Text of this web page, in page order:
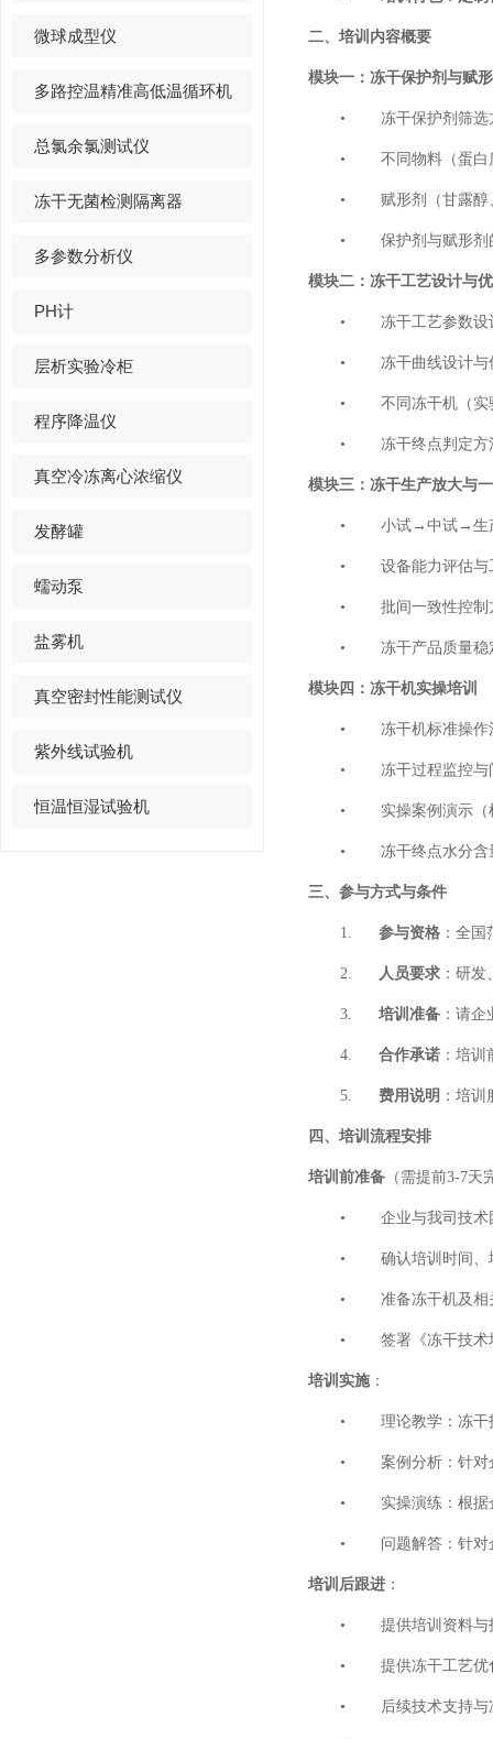
微球成型仪
多路控温精准高低温循环机
总氯余氯测试仪
冻干无菌检测隔离器
多参数分析仪
PH计
层析实验冷柜
程序降温仪
真空冷冻离心浓缩仪
发酵罐
蠕动泵
盐雾机
真空密封性能测试仪
紫外线试验机
恒温恒湿试验机
二、培训内容概要
模块一：冻干保护剂与赋
• 冻干保护剂筛
• 不同物料（蛋
• 赋形剂（甘露
• 保护剂与赋形
模块二：冻干工艺设计与
• 冻干工艺参数
• 冻干曲线设计
• 不同冻干机（
• 冻干终点判定
模块三：冻干生产放大与
• 小试 → 中试 → 生
• 设备能力评估
• 批间一致性控制
• 冻干产品质量
模块四：冻干机实操培训
• 冻干机标准操
• 冻干过程监控
• 实操案例演示
• 冻干终点水分含
三、参与方式与条件
1. 参与资格 ：全
2. 人员要求 ：研
3. 培训准备 ：请
4. 合作承诺 ：培
5. 费用说明 ：培
四、培训流程安排
培训前准备 （需提前3-7天
• 企业与我司技
• 确认培训时间
• 准备冻干机及
• 签署《冻干技
培训实施：
• 理论教学：冻
• 案例分析：针
• 实操演练：根
• 问题解答：针
培训后跟进 ：
• 提供培训资料与
• 提供冻干工艺优
• 后续技术支持